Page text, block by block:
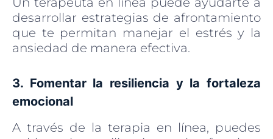
desarrollar estrategias de afrontamiento
que te permitan manejar el estrés y la
ansiedad de manera efectiva.
3. Fomentar la resiliencia y la fortaleza
emocional
A través de la terapia en línea, puedes